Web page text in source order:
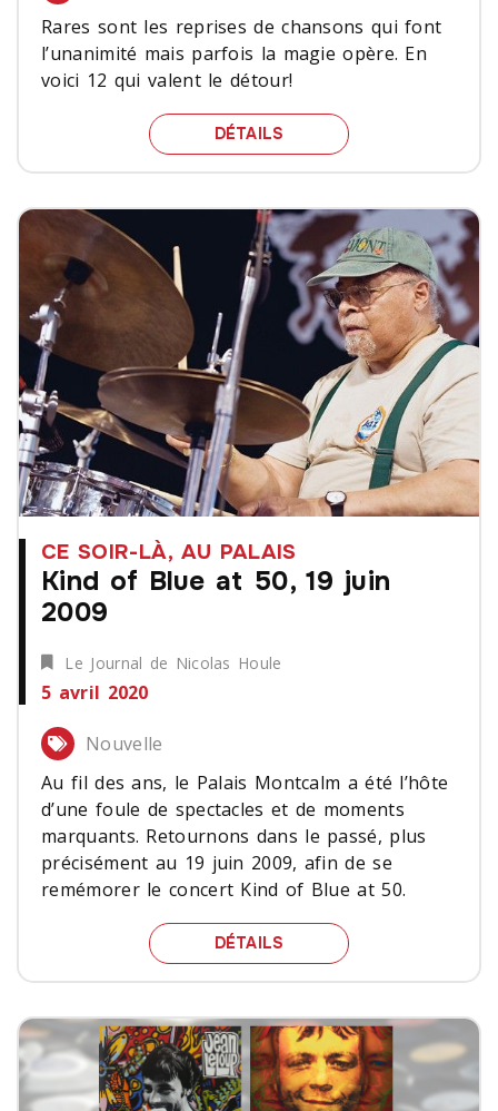
Rares sont les reprises de chansons qui font
l’unanimité mais parfois la magie opère. En
voici 12 qui valent le détour!
DÉTAILS 12 REPRISES QUI
CE SOIR-LÀ, AU PALAIS
Kind of Blue at 50, 19 juin
2009
Le Journal de Nicolas Houle
5 avril 2020
Nouvelle
Au fil des ans, le Palais Montcalm a été l’hôte
d’une foule de spectacles et de moments
marquants. Retournons dans le passé, plus
précisément au 19 juin 2009, afin de se
remémorer le concert Kind of Blue at 50.
DÉTAILS KIND OF BLUE AT 50,